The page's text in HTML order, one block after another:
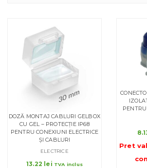
DOZĂ MONTAJ CABLURI GELBOX
CU GEL – PROTECȚIE IP68
PENTRU CONEXIUNI ELECTRICE
ȘI CABLURI
ELECTRICE
13.22 lei TVA inclus
Pret